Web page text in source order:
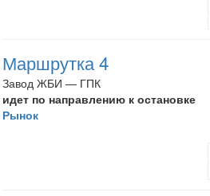
Маршрутка 4
Завод ЖБИ — ГПК
идет по направлению к остановке
Рынок